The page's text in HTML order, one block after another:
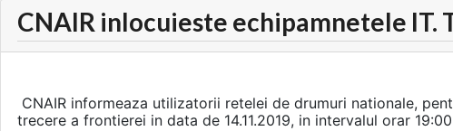
CNAIR inlocuieste echipamnetele
CNAIR informeaza utilizatorii retelei de drumuri nationale,
trecere a frontierei in data de 14.11.2019, in intervalul orar